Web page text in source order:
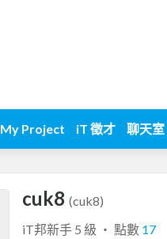
My Project iT 徵才 聊天室
cuk8 (cuk8)
iT邦新手 5 級 ‧ 點數 17